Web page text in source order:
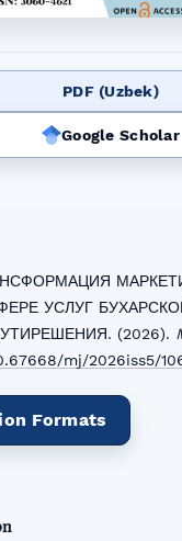
PDF (Uzbek)
Google Scholar
УСЛУГ
(2026).
mj/2026iss5/
Formats